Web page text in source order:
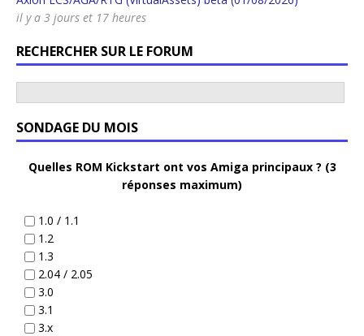
il y a 3 jours et 17 heures
RECHERCHER SUR LE FORUM
SONDAGE DU MOIS
Quelles ROM Kickstart ont vos Amiga principaux ? (3
réponses maximum)
1.0 / 1.1
1.2
1.3
2.04 / 2.05
3.0
3.1
3.x